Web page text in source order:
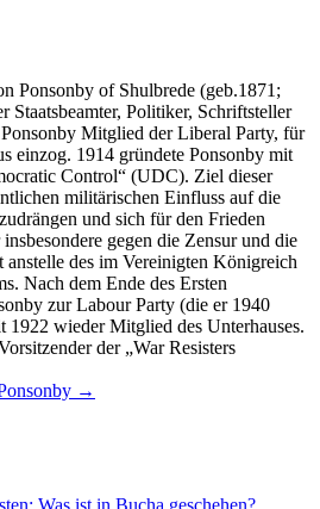
Ponsonby of Shulbrede (geb.1871;
Staatsbeamter, Politiker, Schriftsteller
Mitglied der Liberal Party, für
einzog. 1914 gründete Ponsonby mit
Control“ (UDC). Ziel dieser
militärischen Einfluss auf die
und sich für den Frieden
gegen die Zensur und die
des im Vereinigten Königreich
Nach dem Ende des Ersten
zur Labour Party (die er 1940
1922 wieder Mitglied des Unterhauses.
der „War Resisters
→
Was ist in Bucha geschehen?